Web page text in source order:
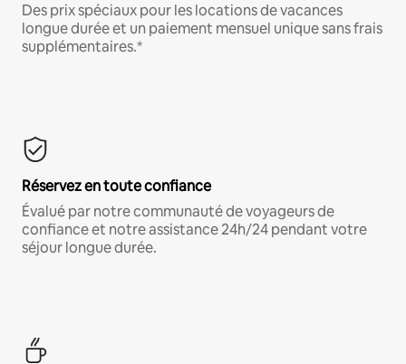
Des prix spéciaux pour les locations de vacances
longue durée et un paiement mensuel unique sans frais
supplémentaires.*
Réservez en toute confiance
Évalué par notre communauté de voyageurs de
confiance et notre assistance 24h/24 pendant votre
séjour longue durée.